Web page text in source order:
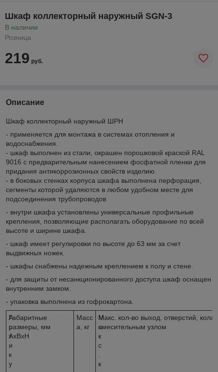
Шкаф коллекторный наружный SGN-3
В наличии
Розница
219 руб.
Описание
Шкаф коллекторный наружный ШРН
- применяется для монтажа в системах отопления и
водоснабжения.
- шкаф выполнен из стали, окрашен порошковой краской RAL
9016 с предварительным нанесением фосфатной пленки для
придания антикоррозионных свойств изделию.
- в боковых стенках корпуса шкафа выполнена перфорация,
сегменты которой удаляются в любом удобном месте для
подсоединения трубопроводов
- внутри шкафа установлены универсальные профильные
крепления, позволяющие располагать оборудование по всей
высоте и ширине шкафа.
- шкаф имеет регулировки по высоте до 63 мм за счет
выдвижных ножек.
- шкафы снабжены надежным креплением к полу и стене.
- для защиты от несанкционированного доступа шкаф оснащен
внутренним замком.
- упаковка выполнена из гофрокартона.
А
р
т
и
к
у
Габаритные
размеры, мм
АхВхН
Масс
а, кг
М
а
к
с
к
Макс. кол-во выход. отверстий,
смесительным узлом